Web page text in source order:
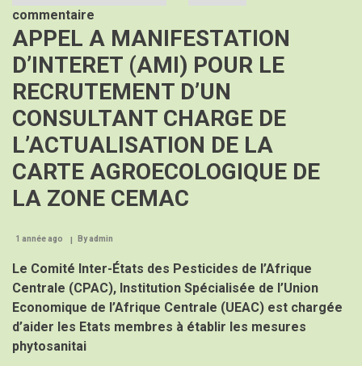
AVIS
D’APPEL
CANDIDATUTRES
(AAC)
POUR
LE
RECRUTEMENT
DIRECTION
ET
CPAC
commentaire
APPEL A MANIFESTATION
D’INTERET (AMI) POUR LE
RECRUTEMENT D’UN
CONSULTANT CHARGE DE
L’ACTUALISATION DE LA
CARTE AGROECOLOGIQUE DE
LA ZONE CEMAC
1 année ago Byadmin
Le Comité Inter-États des Pesticides de l’Afrique
Centrale (CPAC), Institution Spécialisée de l’Union
Economique de l’Afrique Centrale (UEAC) est chargée
d’aider les Etats membres à établir les mesures
phytosanitai